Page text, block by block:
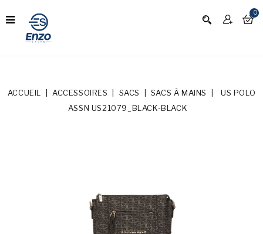
0
ACCUEIL ACCESSOIRES SACS SACS À MAINS
US POLO
ASSN US21079_BLACK-BLACK